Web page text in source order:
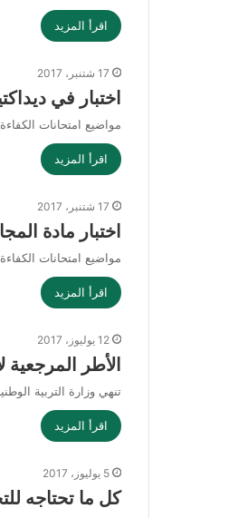
اقرأ المزيد
17 شتنبر، 2017
اختبار في
مواضيع امتحانات الكفاءة
اقرأ المزيد
17 شتنبر، 2017
اختبار مادة
مواضيع امتحانات الكفاءة المهنية
اقرأ المزيد
12 يوليوز، 2017
الأطر
تنهي وزارة التربية
اقرأ المزيد
5 يوليوز، 2017
كل ما تحتاجه